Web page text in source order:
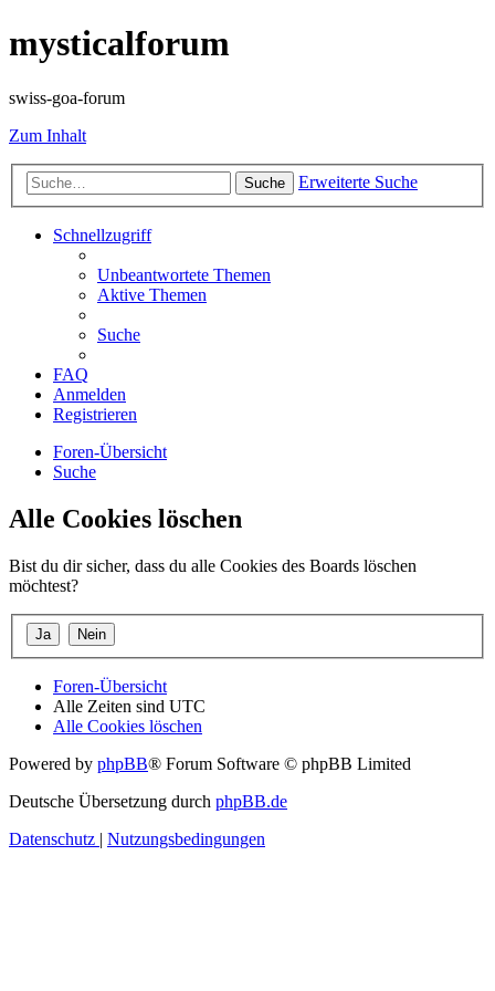
mysticalforum
swiss-goa-forum
Zum Inhalt
Suche Erweiterte Suche
Schnellzugriff
Unbeantwortete Themen
Aktive Themen
Suche
FAQ
Anmelden
Registrieren
Foren-Übersicht
Suche
Alle Cookies löschen
Bist du dir sicher, dass du alle Cookies des Boards löschen
möchtest?
Foren-Übersicht
Alle Zeiten sind UTC
Alle Cookies löschen
Powered by phpBB® Forum Software © phpBB Limited
Deutsche Übersetzung durch phpBB.de
Datenschutz | Nutzungsbedingungen